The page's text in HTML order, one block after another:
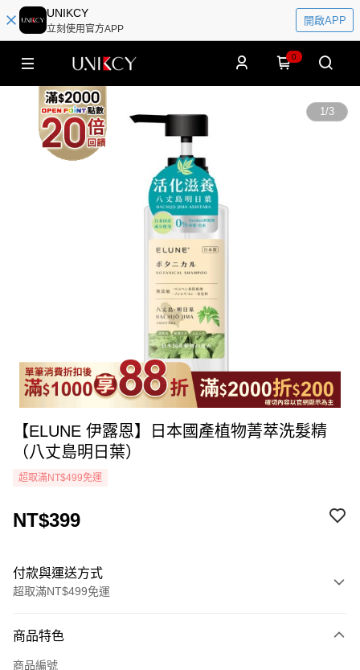
UNIKCY
立刻使用官方APP
開啟APP
0
1/3
【ELUNE 伊露恩】日本國產植物菁萃洗髮精
（八丈島明日葉）
超取滿NT$499免運
NT$399
付款與運送方式
超取滿NT$499免運
icash Pay
商品特色
商品編號